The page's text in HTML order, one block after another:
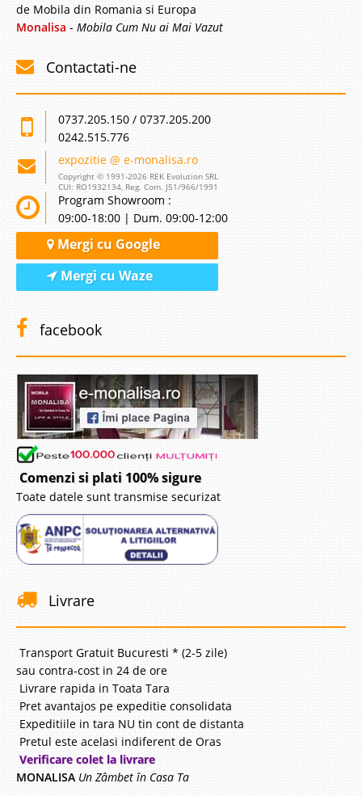
de Mobila din Romania si Europa
Monalisa - Mobila Cum Nu ai Mai Vazut
Contactati-ne
0737.205.150 / 0737.205.200
0242.515.776
expozitie @ e-monalisa.ro
Copyright © 1991-2026 REK Evolution SRL
CUI: RO1932134, Reg. Com. J51/966/1991
Program Showroom :
09:00-18:00 | Dum. 09:00-12:00
Mergi cu Google
Mergi cu Waze
facebook
Comenzi si plati 100% sigure
Toate datele sunt transmise securizat
Livrare
Transport Gratuit Bucuresti * (2-5 zile)
sau contra-cost in 24 de ore
Livrare rapida in Toata Tara
Pret avantajos pe expeditie consolidata
Expeditiile in tara NU tin cont de distanta
Pretul este acelasi indiferent de Oras
Verificare colet la livrare
MONALISA Un Zâmbet în Casa Ta